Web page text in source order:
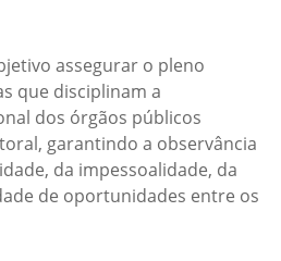
assegurar o pleno
que disciplinam a
dos órgãos públicos
garantindo a observância
da impessoalidade, da
de oportunidades entre os